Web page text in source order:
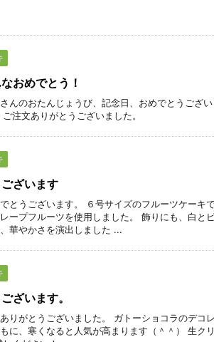
おめでとう！
んのおたんじょうび、記念日、おめでとうござ
注文ありがとうございました。
ざいます
とうございます。 ６号サイズのフルーツケーキ
ープフルーツを使用しました。 飾りにも、白と
華やかさを演出しました ...
ざいます。
りがとうございました。 ガトーショコラのデコ
に、寒くなると人気が高まります（＾＾） 生ク